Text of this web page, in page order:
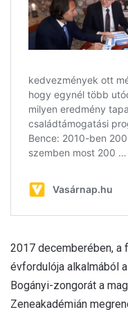
2017 decemberében, a
évfordulója alkalmából
Bogányi-zongorát a
Zeneakadémián